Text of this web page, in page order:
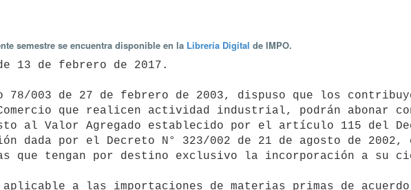
semestre se encuentra disponible en la Librería Digital de IMPO.
que realicen actividad industrial, podrán abonar con
al Valor Agregado establecido por el artículo 115 del
dada por el Decreto N° 323/002 de 21 de agosto de 2002,
que tengan por destino exclusivo la incorporación a su